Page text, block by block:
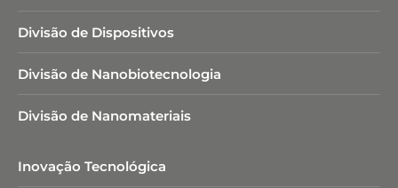
Divisão de Dispositivos
Divisão de Nanobiotecnologia​
Divisão de Nanomateriais
Inovação Tecnológica